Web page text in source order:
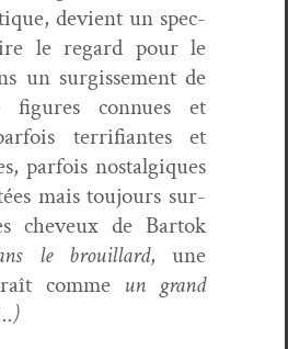
devient un spec­
le regard pour le
un sur­gisse­ment de
fig­ures con­nues et
ter­ri­fi­antes et
par­fois nos­tal­giques
mais tou­jours sur­
cheveux de Bar­tok
le brouil­lard, une
comme un grand